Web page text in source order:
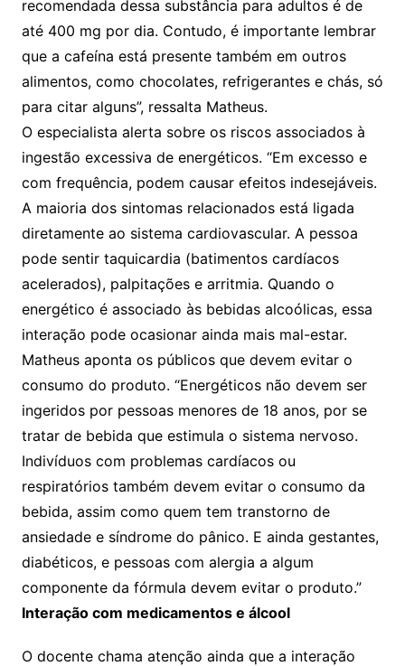
recomendada dessa substância para adultos é de
até 400 mg por dia. Contudo, é importante lembrar
que a cafeína está presente também em outros
alimentos, como chocolates, refrigerantes e chás, só
para citar alguns”, ressalta Matheus.
O especialista alerta sobre os riscos associados à
ingestão excessiva de energéticos. “Em excesso e
com frequência, podem causar efeitos indesejáveis.
A maioria dos sintomas relacionados está ligada
diretamente ao sistema cardiovascular. A pessoa
pode sentir taquicardia (batimentos cardíacos
acelerados), palpitações e arritmia. Quando o
energético é associado às bebidas alcoólicas, essa
interação pode ocasionar ainda mais mal-estar.
Matheus aponta os públicos que devem evitar o
consumo do produto. “Energéticos não devem ser
ingeridos por pessoas menores de 18 anos, por se
tratar de bebida que estimula o sistema nervoso.
Indivíduos com problemas cardíacos ou
respiratórios também devem evitar o consumo da
bebida, assim como quem tem transtorno de
ansiedade e síndrome do pânico. E ainda gestantes,
diabéticos, e pessoas com alergia a algum
componente da fórmula devem evitar o produto.”
Interação com medicamentos e álcool
O docente chama atenção ainda que a interação